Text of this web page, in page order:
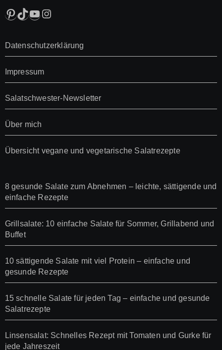
Pinterest
TikTok
YouTube
Instagram
Datenschutzerklärung
Impressum
Salatschwester-Newsletter
Über mich
Übersicht vegane und vegetarische Salatrezepte
8 gesunde Salate zum Abnehmen – leichte, sättigende und
einfache Rezepte
Grillsalate: 10 einfache Salate für Sommer, Grillabend und
Buffet
10 sättigende Salate mit viel Protein – einfache und
gesunde Rezepte
15 schnelle Salate für jeden Tag – einfache und gesunde
Salatrezepte
Linsensalat: Schnelles Rezept mit Tomaten und Gurke für
jede Jahreszeit